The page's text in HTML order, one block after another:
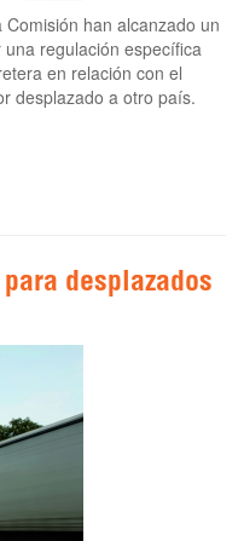
han alcanzado un
regulación específica
en relación con el
desplazado a otro país.
desplazados